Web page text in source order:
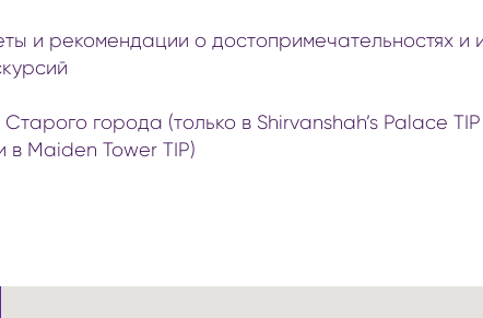
и рекомендации о достопримечательностях
города (только в Shirvanshah’s Palace
в Maiden Tower TIP)